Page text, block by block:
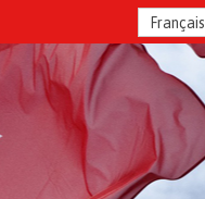
Français